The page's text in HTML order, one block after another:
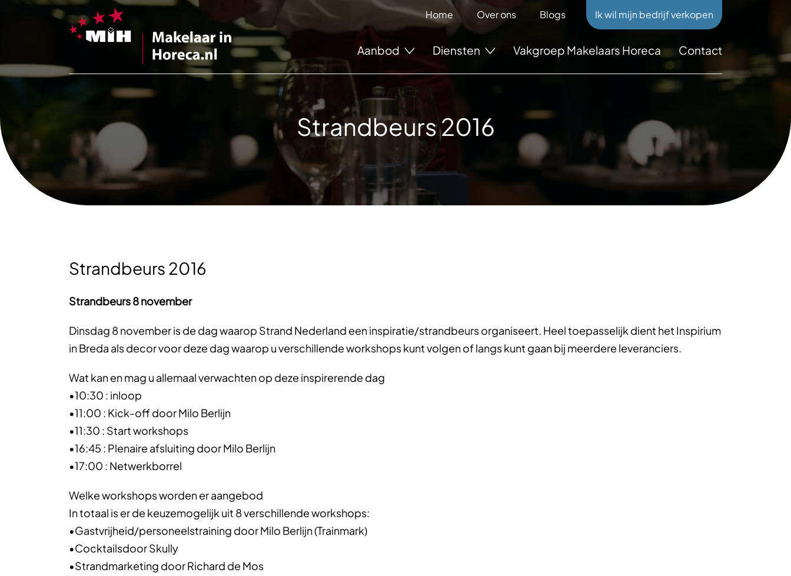
Home Over ons Blogs Ik wil mijn bedrijf verkopen
Aanbod Diensten Vakgroep Makelaars Horeca Contact
Strandbeurs 2016
Strandbeurs 2016
Strandbeurs 8 november
Dinsdag 8 november is de dag waarop Strand Nederland een inspiratie/strandbeurs organiseert. Heel toepasselijk dient het Inspirium
in Breda als decor voor deze dag waarop u verschillende workshops kunt volgen of langs kunt gaan bij meerdere leveranciers.
Wat kan en mag u allemaal verwachten op deze inspirerende dag
•10:30 : inloop
•11:00 : Kick-off door Milo Berlijn
•11:30 : Start workshops
•16:45 : Plenaire afsluiting door Milo Berlijn
•17:00 : Netwerkborrel
Welke workshops worden er aangebod
In totaal is er de keuzemogelijk uit 8 verschillende workshops:
•Gastvrijheid/personeelstraining door Milo Berlijn (Trainmark)
•Cocktailsdoor Skully
•Strandmarketing door Richard de Mos